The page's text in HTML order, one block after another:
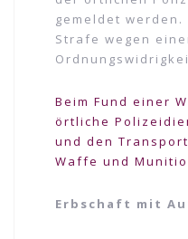
gemeldet
Strafe wegen
Beim Fund einer
örtliche
und den
Waffe und
Erbschaft mit